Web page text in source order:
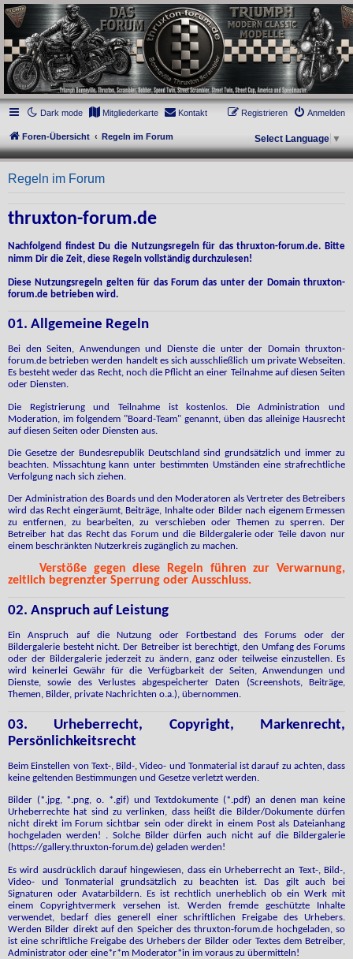
thruxton-forum.de
DAS FORUM! Alles rund um die Triumph Modern Classic Modelle. Das Forum für
die New Bonneville Baureihen ab BJ 2001. Triumph Bonneville, Thruxton,
Scrambler, Bobber, Speed Twin, Street Scrambler, Street Twin, Street Cup, America
und Speedmaster.
Dark mode
Mitgliederkarte Kontakt Anmelden
Registrieren
Foren-Übersicht Regeln im Forum Select Language ▼
Regeln im Forum
thruxton-forum.de
Nachfolgend findest Du die Nutzungsregeln für das thruxton-forum.de. Bitte
nimm Dir die Zeit, diese Regeln vollständig durchzulesen!
Diese Nutzungsregeln gelten für das Forum das unter der Domain thruxton-
forum.de betrieben wird.
01. Allgemeine Regeln
Bei den Seiten, Anwendungen und Dienste die unter der Domain thruxton-
forum.de betrieben werden handelt es sich ausschließlich um private Webseiten.
Es besteht weder das Recht, noch die Pflicht an einer Teilnahme auf diesen Seiten
oder Diensten.
Die Registrierung und Teilnahme ist kostenlos. Die Administration und
Moderation, im folgendem "Board-Team" genannt, üben das alleinige Hausrecht
auf diesen Seiten oder Diensten aus.
Die Gesetze der Bundesrepublik Deutschland sind grundsätzlich und immer zu
beachten. Missachtung kann unter bestimmten Umständen eine strafrechtliche
Verfolgung nach sich ziehen.
Der Administration des Boards und den Moderatoren als Vertreter des Betreibers
wird das Recht eingeräumt, Beiträge, Inhalte oder Bilder nach eigenem Ermessen
zu entfernen, zu bearbeiten, zu verschieben oder Themen zu sperren. Der
Betreiber hat das Recht das Forum und die Bildergalerie oder Teile davon nur
einem beschränkten Nutzerkreis zugänglich zu machen.
Verstöße gegen diese Regeln führen zur Verwarnung,
zeitlich begrenzter Sperrung oder Ausschluss.
02. Anspruch auf Leistung
Ein Anspruch auf die Nutzung oder Fortbestand des Forums oder der
Bildergalerie besteht nicht. Der Betreiber ist berechtigt, den Umfang des Forums
oder der Bildergalerie jederzeit zu ändern, ganz oder teilweise einzustellen. Es
wird keinerlei Gewähr für die Verfügbarkeit der Seiten, Anwendungen und
Dienste, sowie des Verlustes abgespeicherter Daten (Screenshots, Beiträge,
Themen, Bilder, private Nachrichten o.a.), übernommen.
03. Urheberrecht, Copyright, Markenrecht,
Persönlichkeitsrecht
Beim Einstellen von Text-, Bild-, Video- und Tonmaterial ist darauf zu achten, dass
keine geltenden Bestimmungen und Gesetze verletzt werden.
Bilder (*.jpg, *.png, o. *.gif) und Textdokumente (*.pdf) an denen man keine
Urheberrechte hat sind zu verlinken, dass heißt die Bilder/Dokumente dürfen
nicht direkt im Forum sichtbar sein oder direkt in einem Post als Dateianhang
hochgeladen werden! . Solche Bilder dürfen auch nicht auf die Bildergalerie
(https://gallery.thruxton-forum.de) geladen werden!
Es wird ausdrücklich darauf hingewiesen, dass ein Urheberrecht an Text-, Bild-,
Video- und Tonmaterial grundsätzlich zu beachten ist. Das gilt auch bei
Signaturen oder Avatarbildern. Es ist rechtlich unerheblich ob ein Werk mit
einem Copyrightvermerk versehen ist. Werden fremde geschützte Inhalte
verwendet, bedarf dies generell einer schriftlichen Freigabe des Urhebers.
Werden Bilder direkt auf den Speicher des thruxton-forum.de hochgeladen, so
ist eine schriftliche Freigabe des Urhebers der Bilder oder Textes dem Betreiber,
Administrator oder eine*r*m Moderator*in im voraus zu übermitteln!